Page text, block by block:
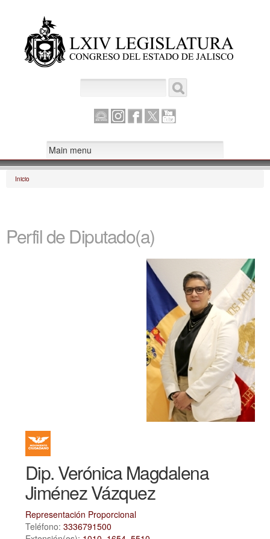
Formulario de búsqueda
Canal
Parlamento
Instagram
Facebook
Twitter
Inicio
Perfil de Diputado(a)
Dip. Verónica Magdalena
Jiménez Vázquez
Representación Proporcional
Teléfono: 3336791500